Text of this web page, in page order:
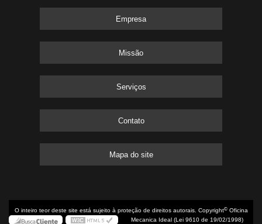
Empresa
Missão
Serviços
Contato
Mapa do site
O inteiro teor deste site está sujeito à proteção de direitos autorais. Copyright©Oficina
Mecanica Ideal (Lei 9610 de 19/02/1998)